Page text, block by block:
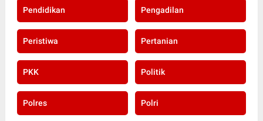
Pendidikan Pengadilan
Peristiwa Pertanian
PKK Politik
Polres Polri